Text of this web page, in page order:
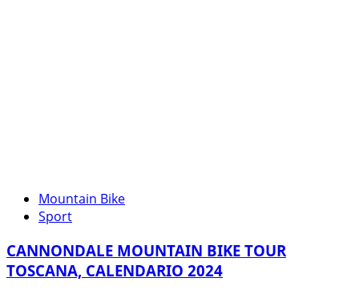
Mountain Bike
Sport
CANNONDALE MOUNTAIN BIKE TOUR
TOSCANA, CALENDARIO 2024